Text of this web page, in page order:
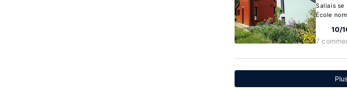
Saliais se
École
10/
7